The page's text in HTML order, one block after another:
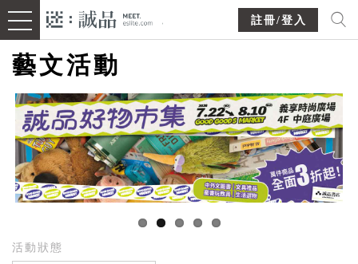
註冊/登入
藝文活動
活動狀態